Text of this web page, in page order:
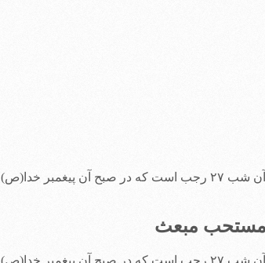
امام جواد(ع) فرمود: همانا در رجب شبى است که از آنچه آفتاب بر آن
امام جواد(ع) فرمود: همانا در رجب شبى است که از آنچه آفتاب بر آن